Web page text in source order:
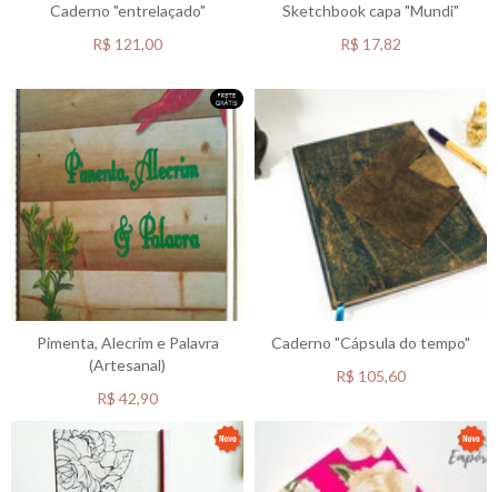
Caderno "entrelaçado"
R$ 121,00
Sketchbook capa "Mundi"
R$ 17,82
Pimenta, Alecrim e Palavra
(Artesanal)
R$ 42,90
Caderno "Cápsula do tempo"
R$ 105,60